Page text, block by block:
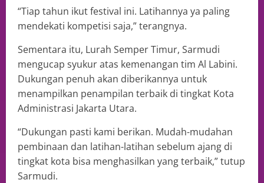
“Tiap tahun ikut festival ini. Latihannya ya paling
mendekati kompetisi saja,” terangnya.
Sementara itu, Lurah Semper Timur, Sarmudi
mengucap syukur atas kemenangan tim Al Labini.
Dukungan penuh akan diberikannya untuk
menampilkan penampilan terbaik di tingkat Kota
Administrasi Jakarta Utara.
“Dukungan pasti kami berikan. Mudah-mudahan
pembinaan dan latihan-latihan sebelum ajang di
tingkat kota bisa menghasilkan yang terbaik,” tutup
Sarmudi.